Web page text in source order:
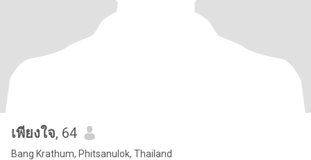
เพียงใจ, 64
Bang Krathum, Phitsanulok, Thailand